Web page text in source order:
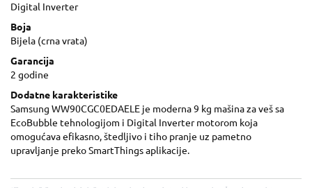
Digital Inverter
Boja
Bijela (crna vrata)
Garancija
2 godine
Dodatne karakteristike
Samsung WW90CGC0EDAELE je moderna 9 kg mašina za veš sa
EcoBubble tehnologijom i Digital Inverter motorom koja
omogućava efikasno, štedljivo i tiho pranje uz pametno
upravljanje preko SmartThings aplikacije.